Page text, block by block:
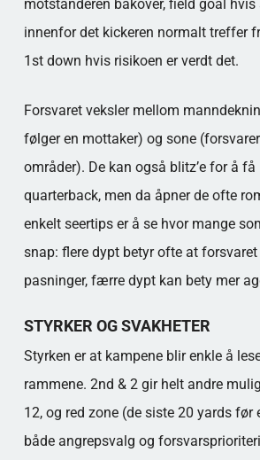
motstanderen bakover, field goal hvis
innenfor det kickeren normalt treffer
1st down hvis risikoen er verdt det.
Forsvaret veksler mellom
følger en mottaker) og sone
områder). De kan også blitz’e for å få
quarterback, men da åpner de ofte
enkelt seertips er å se hvor mange
snap: flere dypt betyr ofte at
pasninger, færre dypt kan bety mer
STYRKER OG SVAKHETER
Styrken er at kampene blir enkle å
rammene. 2nd & 2 gir helt andre
12, og red zone (de siste 20 yards før
både angrepsvalg og